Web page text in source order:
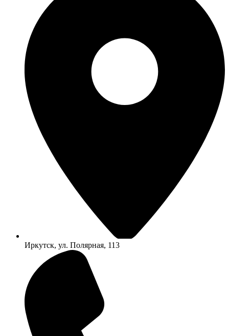
Иркутск, ул. Полярная, 113